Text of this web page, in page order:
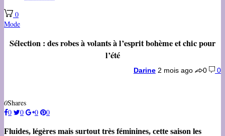
0
Mode
Sélection : des robes à volants à l’esprit bohème et chic pour
l’été
Darine 2 mois ago 0 0
0Shares
0
0 0 0
Fluides, légères mais surtout très féminines, cette saison les